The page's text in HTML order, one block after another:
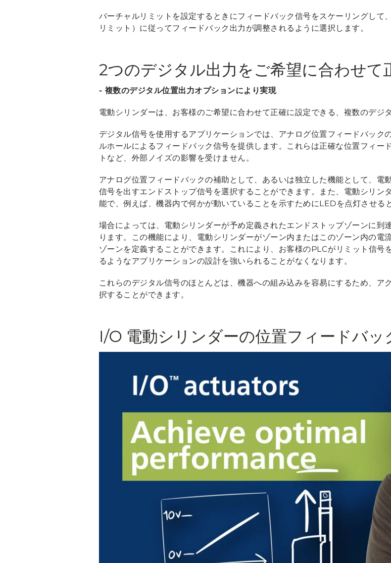
バーチャルリミットを設定するときにフィードバック信号をスケーリングして
リミット）に従ってフィードバック出力が調整されるように選択します。
2つのデジタル出力をご希望に合わせて
- 複数のデジタル位置出力オプションにより実現
電動シリンダーは、お客様のご希望に合わせて正確に設定できる、複数のデジ
デジタル信号を使用するアプリケーションでは、アナログ位置フィードバック
ルホールによるフィードバック信号を提供します。これらは正確な位置フィー
トなど、外部ノイズの影響を受けません。
アナログ位置フィードバックの補助として、あるいは独立した機能として、電
信号を出すエンドストップ信号を選択することができます。また、電動シリン
能で、例えば、機器内で何かが動いていることを示すためにLEDを点灯させる
場合によっては、電動シリンダーが予め定義されたエンドストップゾーンに到
ります。この機能により、電動シリンダーがゾーン内またはこのゾーン内の電
ゾーンを定義することができます。これにより、お客様のPLCがリミット信号
るようなアプリケーションの設計を強いられることがなくなります。
これらのデジタル信号のほとんどは、機器への組み込みを容易にするため、ア
択することができます。
I/O 電動シリンダーの位置フィードバッ